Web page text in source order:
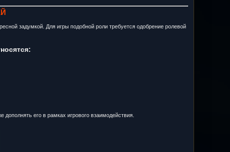
задумкой. Для игры подобной роли требуется одобрение ролевой
его в рамках игрового взаимодействия.